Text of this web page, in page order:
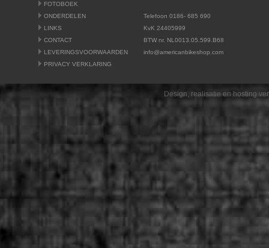
FOTOBOEK
ONDERDELEN
LINKS
CONTACT
LEVERINGSVOORWAARDEN
PRIVACY VERKLARING
Telefoon 0186- 685 690
KvK 24405999
BTW nr. NL0013.05.599.B68
info@americanbikeshop.com
Design, realisatie en hosting